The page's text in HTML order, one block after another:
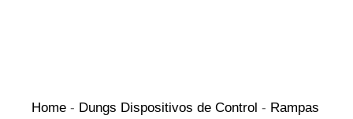
Home - Dungs Dispositivos de Control - Rampas